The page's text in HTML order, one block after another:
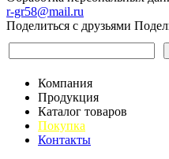
r-gr58@mail.ru
Поделиться с друзьями
Компания
Продукция
Каталог товаров
Покупка
Контакты